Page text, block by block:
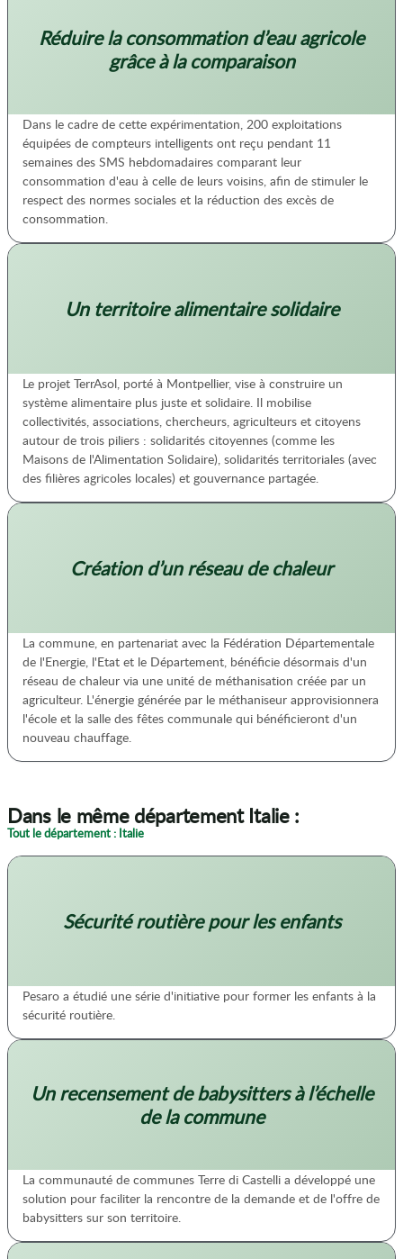
Réduire la consommation d’eau agricole
grâce à la comparaison
Dans le cadre de cette expérimentation, 200 exploitations
équipées de compteurs intelligents ont reçu pendant 11
semaines des SMS hebdomadaires comparant leur
consommation d'eau à celle de leurs voisins, afin de stimuler le
respect des normes sociales et la réduction des excès de
consommation.
Un territoire alimentaire solidaire
Le projet TerrAsol, porté à Montpellier, vise à construire un
système alimentaire plus juste et solidaire. Il mobilise
collectivités, associations, chercheurs, agriculteurs et citoyens
autour de trois piliers : solidarités citoyennes (comme les
Maisons de l'Alimentation Solidaire), solidarités territoriales (avec
des filières agricoles locales) et gouvernance partagée.
Création d’un réseau de chaleur
La commune, en partenariat avec la Fédération Départementale
de l'Energie, l'Etat et le Département, bénéficie désormais d'un
réseau de chaleur via une unité de méthanisation créée par un
agriculteur. L'énergie générée par le méthaniseur approvisionnera
l'école et la salle des fêtes communale qui bénéficieront d'un
nouveau chauffage.
Dans le même département Italie :
Tout le département : Italie
Sécurité routière pour les enfants
Pesaro a étudié une série d'initiative pour former les enfants à la
sécurité routière.
Un recensement de babysitters à l’échelle
de la commune
La communauté de communes Terre di Castelli a développé une
solution pour faciliter la rencontre de la demande et de l'offre de
babysitters sur son territoire.